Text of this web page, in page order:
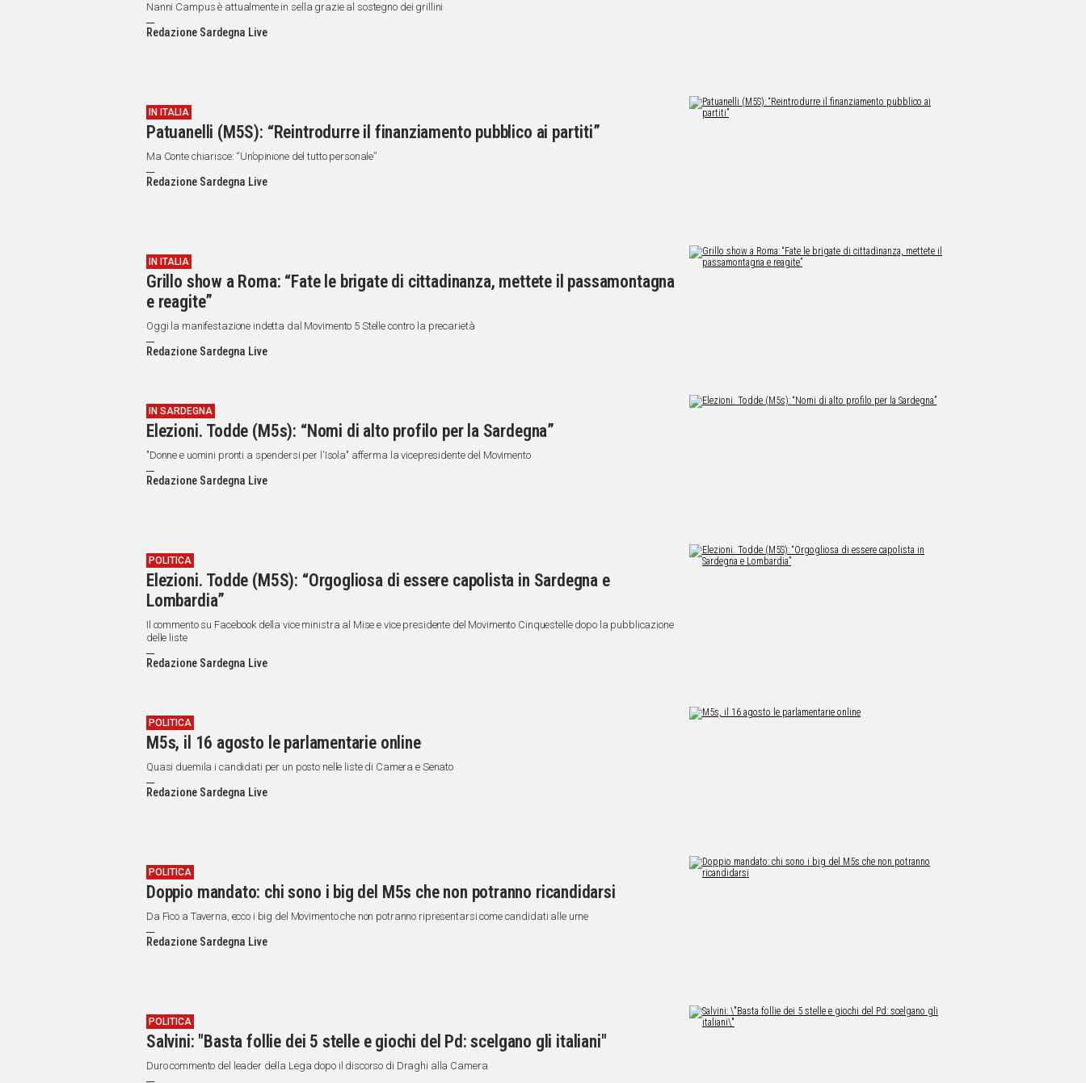
Nanni Campus è attualmente in sella grazie al sostegno dei grillini
Redazione Sardegna Live
IN ITALIA
Patuanelli (M5S): “Reintrodurre il finanziamento pubblico ai partiti”
Ma Conte chiarisce: “Un’opinione del tutto personale”
Redazione Sardegna Live
IN ITALIA
Grillo show a Roma: “Fate le brigate di cittadinanza, mettete il passamontagna
e reagite”
Oggi la manifestazione indetta dal Movimento 5 Stelle contro la precarietà
Redazione Sardegna Live
IN SARDEGNA
Elezioni. Todde (M5s): “Nomi di alto profilo per la Sardegna”
"Donne e uomini pronti a spendersi per l'Isola" afferma la vicepresidente del Movimento
Redazione Sardegna Live
POLITICA
Elezioni. Todde (M5S): “Orgogliosa di essere capolista in Sardegna e
Lombardia”
Il commento su Facebook della vice ministra al Mise e vice presidente del Movimento Cinquestelle dopo la pubblicazione
delle liste
Redazione Sardegna Live
POLITICA
M5s, il 16 agosto le parlamentarie online
Quasi duemila i candidati per un posto nelle liste di Camera e Senato
Redazione Sardegna Live
POLITICA
Doppio mandato: chi sono i big del M5s che non potranno ricandidarsi
Da Fico a Taverna, ecco i big del Movimento che non potranno ripresentarsi come candidati alle urne
Redazione Sardegna Live
POLITICA
Salvini: "Basta follie dei 5 stelle e giochi del Pd: scelgano gli italiani"
Duro commento del leader della Lega dopo il discorso di Draghi alla Camera